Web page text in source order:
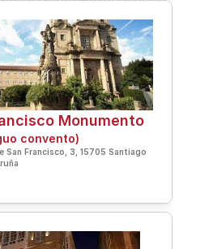
Monumento
convento)
San Francisco, 3, 15705 Santiago